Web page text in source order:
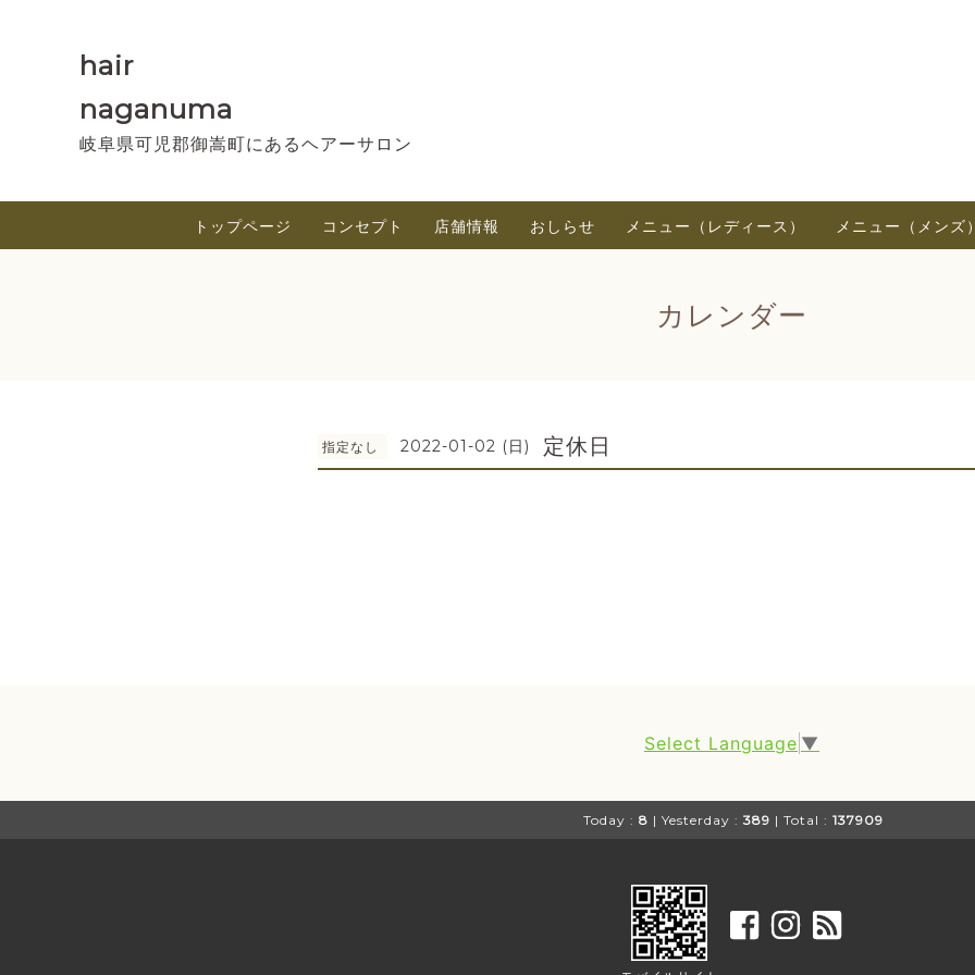
hair
naganuma
岐阜県可児郡御嵩町にあるヘアーサロン
トップページ コンセプト 店舗情報 おしらせ メニュー（レディース） メニュー（メンズ）
カレンダー
指定なし 2022-01-02 (日) 定休日
Select Language ▼
Today : 8 | Yesterday : 389 | Total : 137909